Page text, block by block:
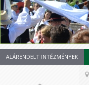
ALÁRENDELT INTÉZMÉNYEK